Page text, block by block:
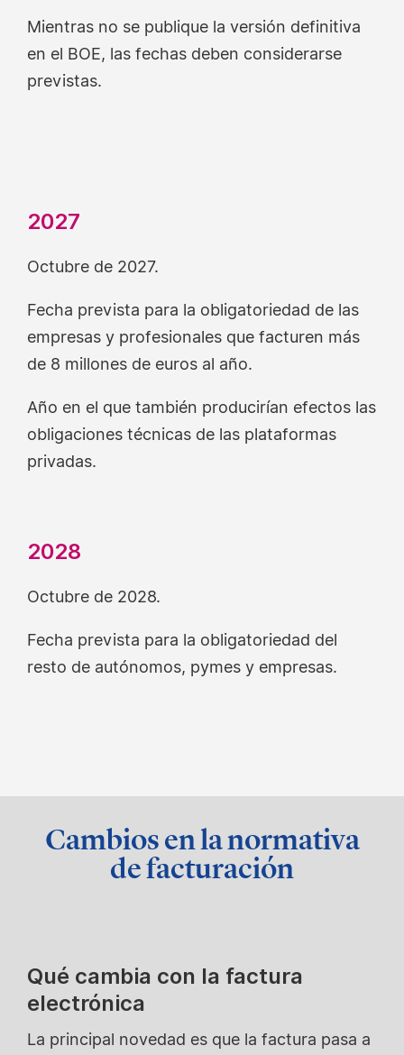
Mientras no se publique la versión definitiva
en el BOE, las fechas deben considerarse
previstas.
2027
Octubre de 2027.
Fecha prevista para la obligatoriedad de las
empresas y profesionales que facturen más
de 8 millones de euros al año.
Año en el que también producirían efectos las
obligaciones técnicas de las plataformas
privadas.
2028
Octubre de 2028.
Fecha prevista para la obligatoriedad del
resto de autónomos, pymes y empresas.
Cambios en la normativa
de facturación
Qué cambia con la factura
electrónica
La principal novedad es que la factura pasa a